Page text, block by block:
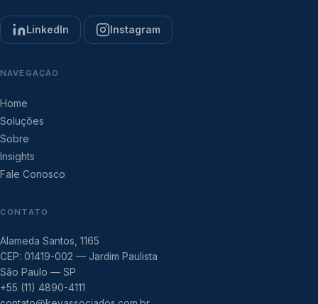
LinkedIn Instagram
NAVEGAÇÃO
Home
Soluções
Sobre
Insights
Fale Conosco
CONTATO
Alameda Santos, 1165
CEP: 01419-002 — Jardim Paulista
São Paulo — SP
+55 (11) 4890-4111